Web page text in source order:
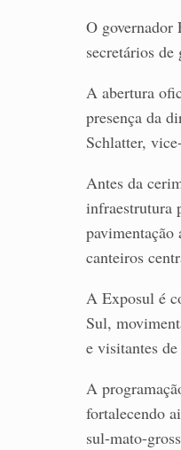
O governador
secretários
A abertura
presença da
Schlatter,
Antes da
infraestrutura
pavimentação
canteiros
A Exposul é
Sul,
e visitantes
A
fortalecendo
sul-mato-